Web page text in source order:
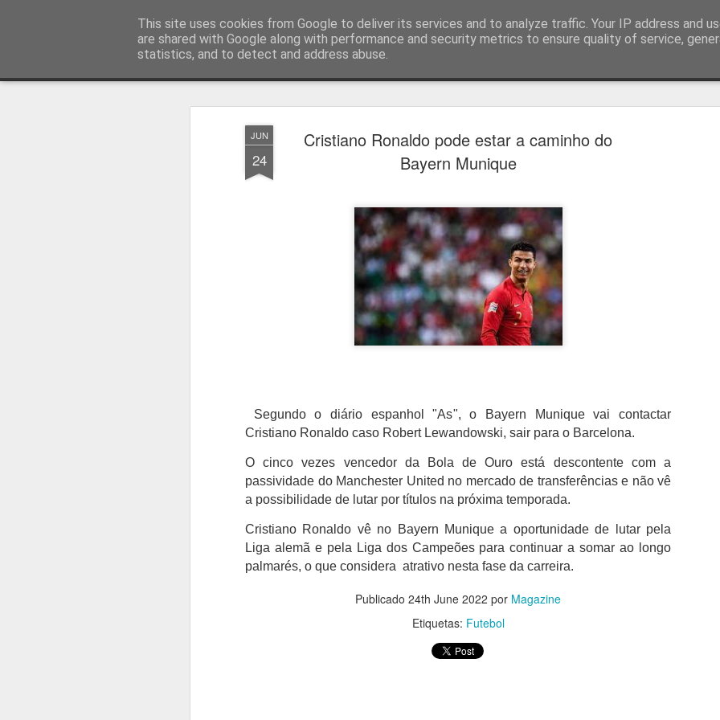
JUN
24
Cristiano Ronaldo pode estar a caminho do
Bayern Munique
Segundo o diário espanhol "As", o Bayern Munique vai contactar
Cristiano Ronaldo caso Robert Lewandowski, sair para o Barcelona.
O cinco vezes vencedor da Bola de Ouro está descontente com a
passividade do Manchester United no mercado de transferências e não vê
a possibilidade de lutar por títulos na próxima temporada.
Cristiano Ronaldo vê no Bayern Munique a oportunidade de lutar pela
Liga alemã e pela Liga dos Campeões para continuar a somar ao longo
palmarés, o que considera atrativo nesta fase da carreira.
Publicado 24th June 2022 por Magazine
Etiquetas: Futebol
This site uses cookies from Google to deliver its services and to analyze traffic. Your IP address and
are shared with Google along with performance and security metrics to ensure quality of service,
statistics, and to detect and address abuse.
Press Magazine
AUG
7
Estoril e Famalicão empatam no
arranque do campeonato
Estoril e Famalicão fizeram o jogo de arranque do campeonato
português, a jogar em casa o Estoril empatou com o Famalicão
1) com golos de Koutsias e Begraoui.
O Estoril a jogar em casa, entrou mais forte não sendo capaz de
concretizar as oportunidades criadas. Por sua vez, o Famalicão
O Estoril já na segunda parte estava determinado a dar a volta ao
resultado, acabou por empatar a partida aos 72 minutos por
intermédio de Begraoui.
As duas equipas ainda tentaram a vitória, mantendo-se a
no marcador até final do jogo.